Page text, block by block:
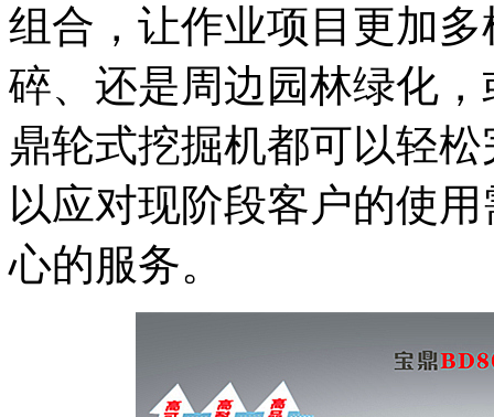
组合，让作业项目更加
碎、还是周边园林绿化
鼎轮式挖掘机都可以轻
以应对现阶段客户的使
心的服务。